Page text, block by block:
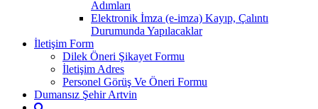
Adımları
Elektronik İmza (e-imza) Kayıp, Çalıntı
Durumunda Yapılacaklar
İletişim Form
Dilek Öneri Şikayet Formu
İletişim Adres
Personel Görüş Ve Öneri Formu
Dumansız Şehir Artvin